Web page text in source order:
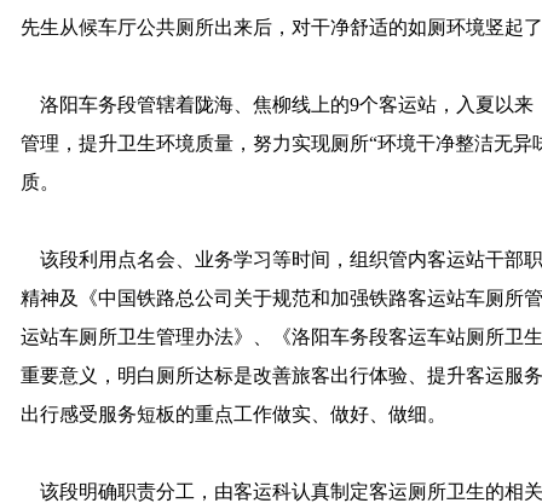
先生从候车厅公共厕所出来后，对干净舒适的如厕环境竖起
洛阳车务段管辖着陇海、焦柳线上的9个客运站，入夏以来
管理，提升卫生环境质量，努力实现厕所“环境干净整洁无
质。
该段利用点名会、业务学习等时间，组织管内客运站干部
精神及《中国铁路总公司关于规范和加强铁路客运站车厕所
运站车厕所卫生管理办法》、《洛阳车务段客运车站厕所卫
重要意义，明白厕所达标是改善旅客出行体验、提升客运服
出行感受服务短板的重点工作做实、做好、做细。
该段明确职责分工，由客运科认真制定客运厕所卫生的相